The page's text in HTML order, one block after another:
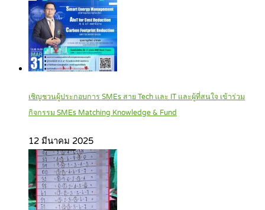
เชิญชวนผู้ประกอบการ SMEs สาย Tech และ IT และผู้ที่สนใจ เข้าร่วม
กิจกรรม SMEs Matching Knowledge & Fund
12 มีนาคม 2025